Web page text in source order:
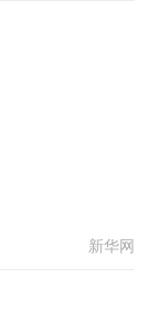
新华网